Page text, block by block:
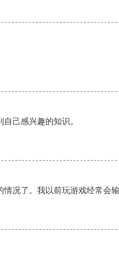
己感兴趣的知识。
况了。我以前玩游戏经常会